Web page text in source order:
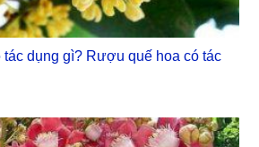
dụng gì? Rượu quế hoa có tác